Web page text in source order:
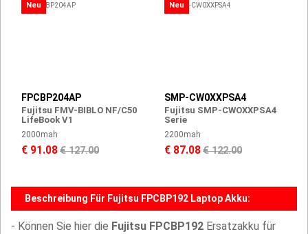
Neu
FPCBP204AP
Fujitsu FMV-BIBLO NF/C50
LifeBook V1
2000mah
€ 91.08€ 127.00
Neu
SMP-CW0XXPSA4
Fujitsu SMP-CWOXXPSA4
Serie
2200mah
€ 87.08€ 122.00
Beschreibung Für Fujitsu FPCBP192 Laptop Akku:
- Können Sie hier die Fujitsu FPCBP192 Ersatzakku für